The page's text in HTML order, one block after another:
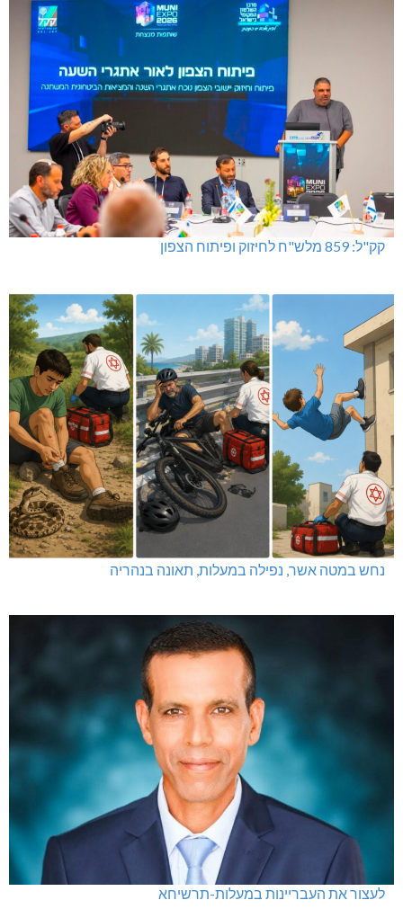
קק"ל: 859 מלש"ח לחיזוק ופיתוח הצפון
נחש במטה אשר, נפילה במעלות, תאונה בנהריה
לעצור את העבריינות במעלות-תרשיחא